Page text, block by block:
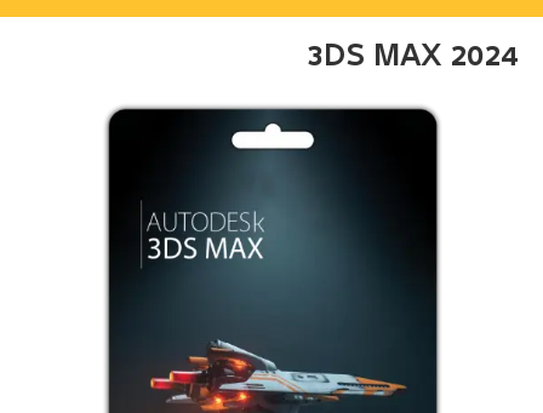
3DS MAX 2024